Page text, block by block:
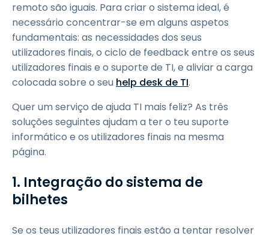
remoto são iguais. Para criar o sistema ideal, é
necessário concentrar-se em alguns aspetos
fundamentais: as necessidades dos seus
utilizadores finais, o ciclo de feedback entre os seus
utilizadores finais e o suporte de TI, e aliviar a carga
colocada sobre o seu help desk de TI.
Quer um serviço de ajuda TI mais feliz? As três
soluções seguintes ajudam a ter o teu suporte
informático e os utilizadores finais na mesma
página.
1. Integração do sistema de
bilhetes
Se os teus utilizadores finais estão a tentar resolver